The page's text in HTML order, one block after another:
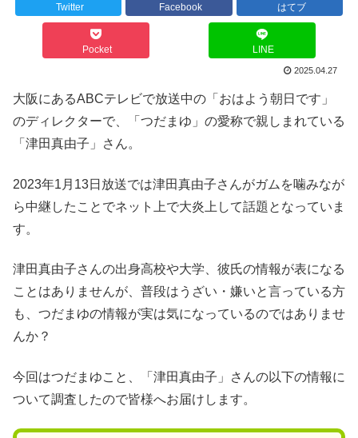
Twitter Facebook はてブ
Pocket LINE
2025.04.27
大阪にあるABCテレビで放送中の「おはよう朝日です」
のディレクターで、「つだまゆ」の愛称で親しまれている
「津田真由子」さん。
2023年1月13日放送では津田真由子さんがガムを噛みなが
ら中継したことでネット上で大炎上して話題となっていま
す。
津田真由子さんの出身高校や大学、彼氏の情報が表になる
ことはありませんが、普段はうざい・嫌いと言っている方
も、つだまゆの情報が実は気になっているのではありませ
んか？
今回はつだまゆこと、「津田真由子」さんの以下の情報に
ついて調査したので皆様へお届けします。